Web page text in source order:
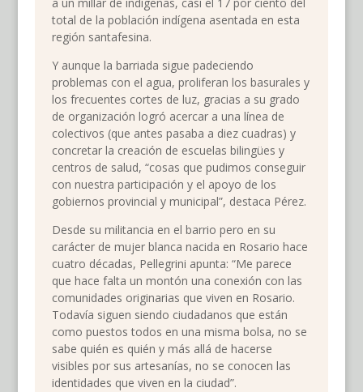
total de la población indígena asentada en esta
región santafesina.
Y aunque la barriada sigue padeciendo
problemas con el agua, proliferan los basurales y
los frecuentes cortes de luz, gracias a su grado
de organización logró acercar a una línea de
colectivos (que antes pasaba a diez cuadras) y
concretar la creación de escuelas bilingües y
centros de salud, “cosas que pudimos conseguir
con nuestra participación y el apoyo de los
gobiernos provincial y municipal”, destaca Pérez.
Desde su militancia en el barrio pero en su
carácter de mujer blanca nacida en Rosario hace
cuatro décadas, Pellegrini apunta: “Me parece
que hace falta un montón una conexión con las
comunidades originarias que viven en Rosario.
Todavía siguen siendo ciudadanos que están
como puestos todos en una misma bolsa, no se
sabe quién es quién y más allá de hacerse
visibles por sus artesanías, no se conocen las
identidades que viven en la ciudad”.